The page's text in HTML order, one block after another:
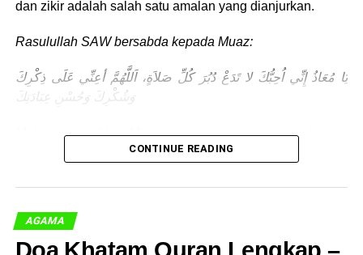
dan zikir adalah salah satu amalan yang dianjurkan.
Rasulullah SAW bersabda kepada Muaz:
يَا مُعَاذُ إِنِّي اُحِبُّكَ لا تَدَعْ دُبُرَ كُلِّ صَلاَةٍ، اَللَّهُمَّ أعِنِّي عَلَى ذِكْرِكَ
وَشُكْرِكَ وَحُسْنِ عِبَادَتِكَ
Maksudnya: “Hai Muaz, aku menyayangimu. Justeru
jangan kamu tinggalkan untuk berdoa setiap kali selepas
untuk mengingatimu, bersyukur kepadamu dan
membaikkan dalam beribadah kepadamu.”
Riwayat Ahmad (no: 22119), Abu Daud (no: 1524), dan al-
CONTINUE READING
AGAMA